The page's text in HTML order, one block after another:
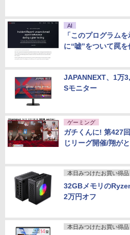
AI
「このプログラム
に“嘘”をついて罠
JAPANNEXT、1万
Sモニター
ゲーミング
ガチくんに! 第427
じリーグ開催/翔が
本日みつけたお買い得品
32GBメモリの
2万円オフ
本日みつけたお買い得品